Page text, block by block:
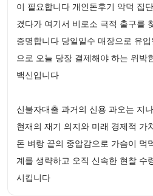
이 필요합니다 개인돈후기 악덕 집
겼다가 여기서 비로소 극적 출구를
증명합니다 당일일수 매장으로 유
으로 오늘 당장 결제해야 하는 위박
백신입니다
신불자대출 과거의 신용 과오는 지
현재의 재기 의지와 미래 경제적 가
돈 벼랑 끝의 중압감으로 가슴이 먹
계를 생략하고 오직 신속한 현찰 수
시킵니다